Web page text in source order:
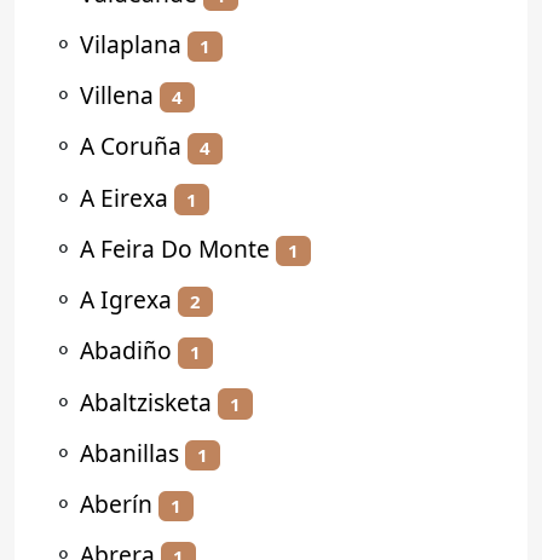
⚬ Vilaplana 1
⚬ Villena 4
⚬ A Coruña 4
⚬ A Eirexa 1
⚬ A Feira Do Monte 1
⚬ A Igrexa 2
⚬ Abadiño 1
⚬ Abaltzisketa 1
⚬ Abanillas 1
⚬ Aberín 1